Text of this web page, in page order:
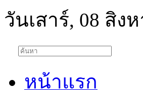
วันเสาร์, 08 สิง
หน้าแรก